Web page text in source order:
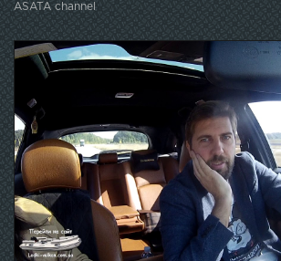
ASATA channel